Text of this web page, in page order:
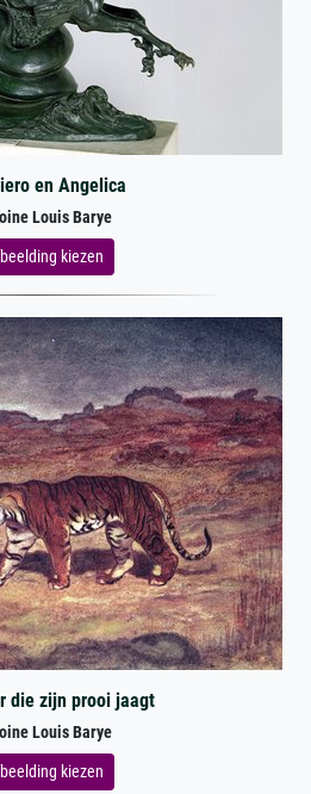
en Angelica
Louis Barye
kiezen
die zijn prooi jaagt
Louis Barye
kiezen